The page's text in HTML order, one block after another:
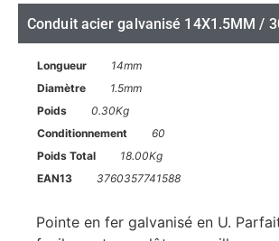
Conduit acier galvanisé 14X1.5MM /
Longueur
14mm
Diamètre
1.5mm
Poids
0.30Kg
Conditionnement
60
Poids Total
18.00Kg
EAN13
3760357741588
Pointe en fer galvanisé en U.